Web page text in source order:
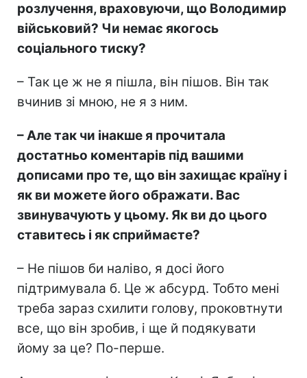
розлучення, враховуючи, що Володимир
військовий? Чи немає якогось
соціального тиску?
– Так це ж не я пішла, він пішов. Він так
вчинив зі мною, не я з ним.
– Але так чи інакше я прочитала
достатньо коментарів під вашими
дописами про те, що він захищає країну і
як ви можете його ображати. Вас
звинувачують у цьому. Як ви до цього
ставитесь і як сприймаєте?
– Не пішов би наліво, я досі його
підтримувала б. Це ж абсурд. Тобто мені
треба зараз схилити голову, проковтнути
все, що він зробив, і ще й подякувати
йому за це? По-перше.